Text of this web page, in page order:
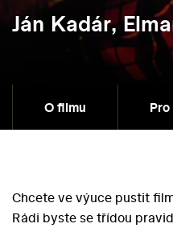
Ján Kadár,
O filmu
Chcete ve výuce pustit
Rádi byste se třídou